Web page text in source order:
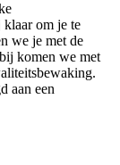
klaar om je te
we je met de
komen we met
aan een